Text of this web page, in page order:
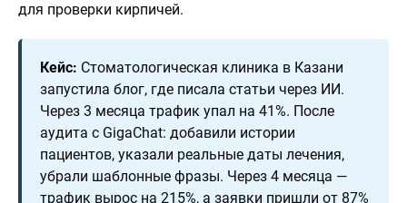
для проверки кирпичей.
Кейс: Стоматологическая клиника в Казани
запустила блог, где писала статьи через ИИ.
Через 3 месяца трафик упал на 41%. После
аудита с GigaChat: добавили истории
пациентов, указали реальные даты лечения,
убрали шаблонные фразы. Через 4 месяца —
трафик вырос на 215%, а заявки пришли от 87%